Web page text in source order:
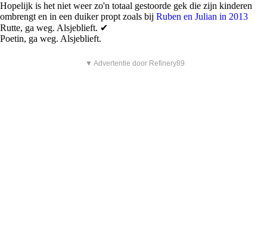
Hopelijk is het niet weer zo'n totaal gestoorde gek die zijn kinderen
ombrengt en in een duiker propt zoals bij Ruben en Julian in 2013
Rutte, ga weg. Alsjeblieft. ✔
Poetin, ga weg. Alsjeblieft.
▼ Advertentie door Refinery89